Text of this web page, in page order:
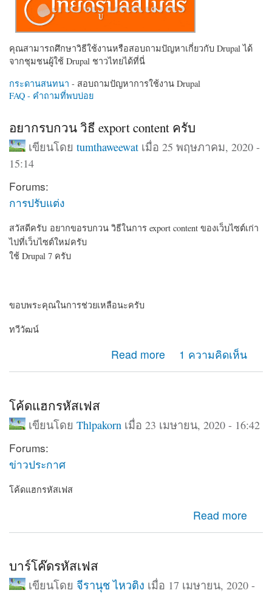
คุณสามารถศึกษาวิธีใช้งานหรือสอบถามปัญหาเกี่ยวกับ Drupal ได้
จากชุมชนผู้ใช้ Drupal ชาวไทยได้ที่นี่
กระดานสนทนา - สอบถามปัญหาการใช้งาน Drupal
FAQ - คำถามที่พบบ่อย
อยากรบกวน วิธี export content ครับ
เขียนโดย tumthaweewatเมื่อ 25 พฤษภาคม, 2020 -
15:14
Forums:
การปรับแต่ง
สวัสดีครับ อยากขอรบกวน วิธีในการ export content ของเว็บไซต์เก่า
ไปที่เว็บไซต์ใหม่ครับ
ใช้ Drupal 7 ครับ
ขอบพระคุณในการช่วยเหลือนะครับ
ทวีวัฒน์
Read more
about อยากรบกวน วิธี export content ครับ1 ความคิดเห็น
โค้ดแฮกรหัสเฟส
เขียนโดย Thlpakornเมื่อ 23 เมษายน, 2020 - 16:42
Forums:
ข่าวประกาศ
โค้ดแฮกรหัสเฟส
Read more
บาร์โค๊ดรหัสเฟส
เขียนโดย จีรานุช ไหวติง เมื่อ 17 เมษายน, 2020 -